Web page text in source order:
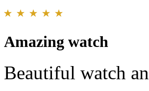
Amazing watch
Beautiful watch